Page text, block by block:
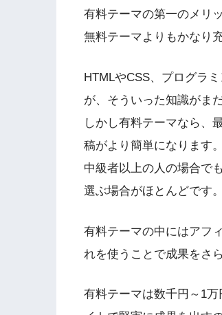
有料テーマの第一のメリ
無料テーマよりもかなり
HTMLやCSS、プログラ
が、そういった知識がま
しかし有料テーマなら、
稿がより簡単になります。
中級者以上の人の場合で
選ぶ場合がほとんどです。
有料テーマの中にはアフ
れを使うことで成果をさ
有料テーマは数千円～1